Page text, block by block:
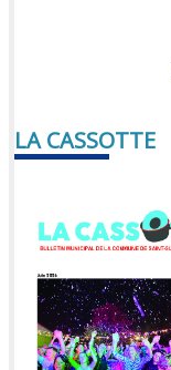
LA CASSOTTE